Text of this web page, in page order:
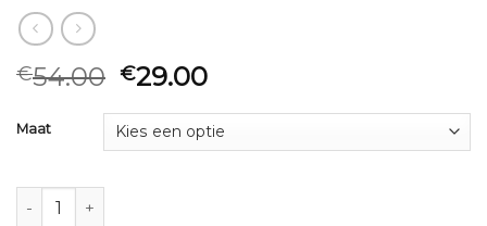
€54.00 €29.00
Maat
beige trui aantal